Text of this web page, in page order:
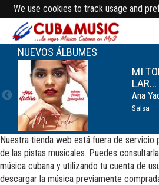
We use cookies to track usage and
NUEVOS ÁLBUMES
MI
LAR...
Ana
Salsa
Nuestra tienda web está fuera de servicio
de las pistas musicales. Puedes
música cubana y utilizando tu cuenta de
descargar la música previamente